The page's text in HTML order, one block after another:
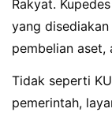
Rakyat.
yang
pembelian aset,
Tidak seperti
pemerintah,